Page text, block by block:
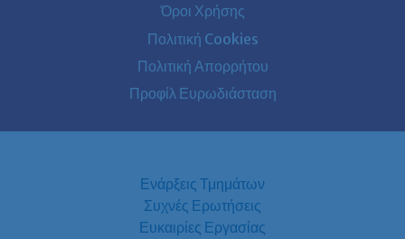
Όροι Χρήσης
Πολιτική Cookies
Πολιτική Απορρήτου
Προφίλ Ευρωδιάσταση
Ενάρξεις Τμημάτων
Συχνές Ερωτήσεις
Ευκαιρίες Εργασίας